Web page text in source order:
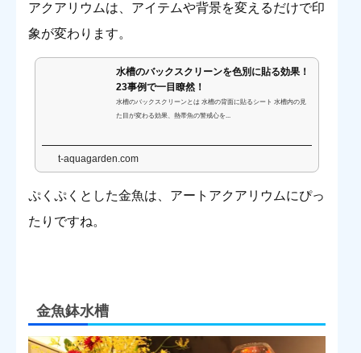
アクアリウムは、アイテムや背景を変えるだけで印
象が変わります。
水槽のバックスクリーンを色別に貼る効果！
23事例で一目瞭然！
水槽のバックスクリーンとは 水槽の背面に貼るシート 水槽内の見
た目が変わる効果、熱帯魚の警戒心を...
t-aquagarden.com
ぷくぷくとした金魚は、アートアクアリウムにぴっ
たりですね。
金魚鉢水槽